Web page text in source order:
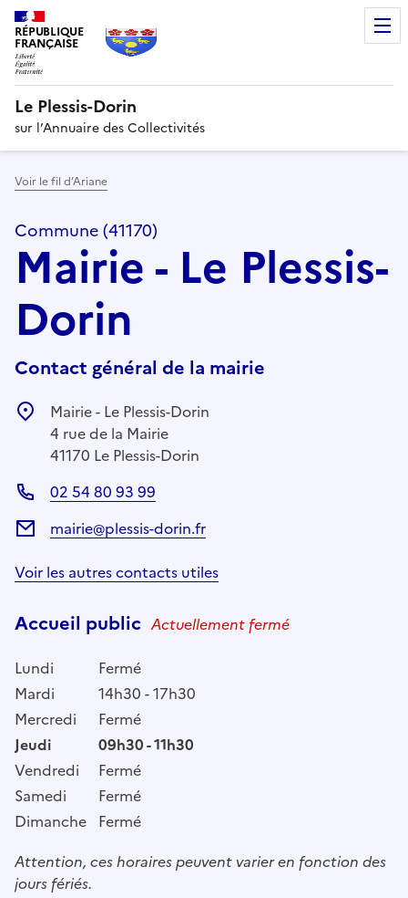
RÉPUBLIQUE
FRANÇAISE
Le Plessis-Dorin
sur l’Annuaire des Collectivités
Voir le fil d’Ariane
Commune (41170)
Mairie - Le Plessis-
Dorin
Contact général de la mairie
Mairie - Le Plessis-Dorin
4 rue de la Mairie
41170 Le Plessis-Dorin
02 54 80 93 99
mairie@plessis-dorin.fr
Voir les autres contacts utiles
Accueil public Actuellement fermé
Lundi
Fermé
Mardi
14h30 - 17h30
Mercredi
Fermé
Jeudi
09h30 - 11h30
Vendredi
Fermé
Samedi
Fermé
Dimanche Fermé
Attention, ces horaires peuvent varier en fonction des
jours fériés.